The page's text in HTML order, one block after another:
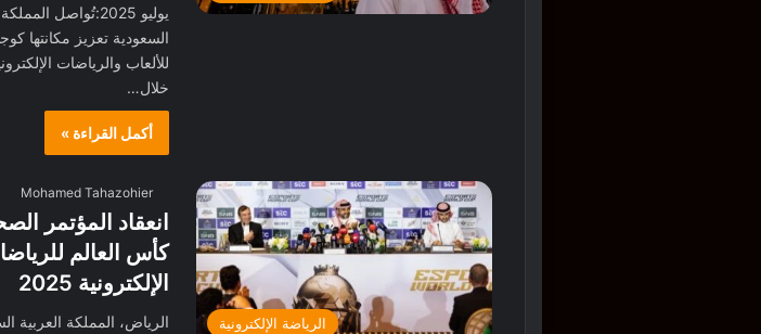
يوليو 2025:تُواصل
السعودية تعزيز مكانتها
للألعاب والرياضات
خلال…
أكمل القراءة »
الرياضة الإلكترونية
Mohamed Tahazohier
انعقاد المؤتمر
كأس العالم
الإلكترونية 2025